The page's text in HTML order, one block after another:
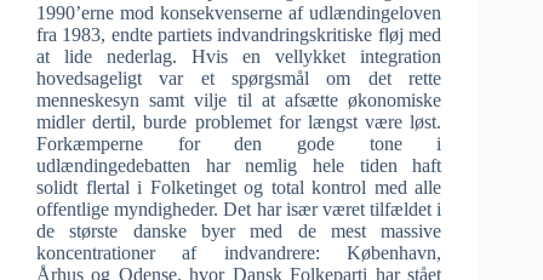
1990’erne mod konsekvenserne af udlændingeloven
fra 1983, endte partiets indvandringskritiske fløj med
at lide nederlag. Hvis en vellykket integration
hovedsageligt var et spørgsmål om det rette
menneskesyn samt vilje til at afsætte økonomiske
midler dertil, burde problemet for længst være løst.
Forkæmperne for den gode tone i
udlændingedebatten har nemlig hele tiden haft
solidt flertal i Folketinget og total kontrol med alle
offentlige myndigheder. Det har især været tilfældet i
de største danske byer med de mest massive
koncentrationer af indvandrere: København,
Århus og Odense, hvor Dansk Folkeparti har stået